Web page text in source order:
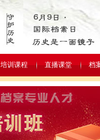
培训课程 直播课堂 档